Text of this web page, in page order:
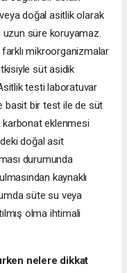
doğal asitlik olarak
uzun süre koruyamaz.
mikroorganizmalar
süt asidik
testi laboratuvar
basit bir test ile de süt
karbonat eklenmesi
doğal asit
durumunda
kaynaklı
süte su veya
olma ihtimali
nelere dikkat